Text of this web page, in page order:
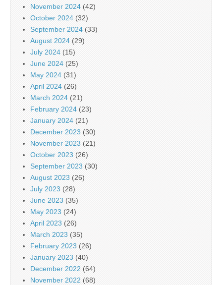
November 2024 (42)
October 2024 (32)
September 2024 (33)
August 2024 (29)
July 2024 (15)
June 2024 (25)
May 2024 (31)
April 2024 (26)
March 2024 (21)
February 2024 (23)
January 2024 (21)
December 2023 (30)
November 2023 (21)
October 2023 (26)
September 2023 (30)
August 2023 (26)
July 2023 (28)
June 2023 (35)
May 2023 (24)
April 2023 (26)
March 2023 (35)
February 2023 (26)
January 2023 (40)
December 2022 (64)
November 2022 (68)